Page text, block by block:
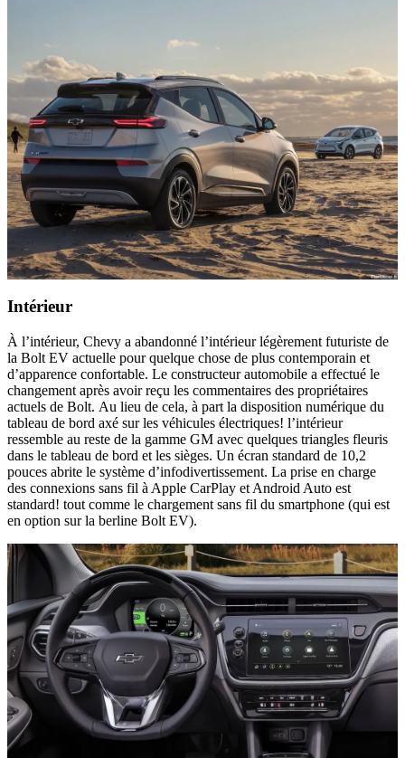
Intérieur
À l’intérieur, Chevy a abandonné l’intérieur légèrement futuriste de
la Bolt EV actuelle pour quelque chose de plus contemporain et
d’apparence confortable. Le constructeur automobile a effectué le
changement après avoir reçu les commentaires des propriétaires
actuels de Bolt. Au lieu de cela, à part la disposition numérique du
tableau de bord axé sur les véhicules électriques! l’intérieur
ressemble au reste de la gamme GM avec quelques triangles fleuris
dans le tableau de bord et les sièges. Un écran standard de 10,2
pouces abrite le système d’infodivertissement. La prise en charge
des connexions sans fil à Apple CarPlay et Android Auto est
standard! tout comme le chargement sans fil du smartphone (qui est
en option sur la berline Bolt EV).